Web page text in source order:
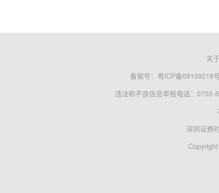
关
备案号： 粤ICP备09109218
违法和不良信息举报电话：0755-
深圳证券